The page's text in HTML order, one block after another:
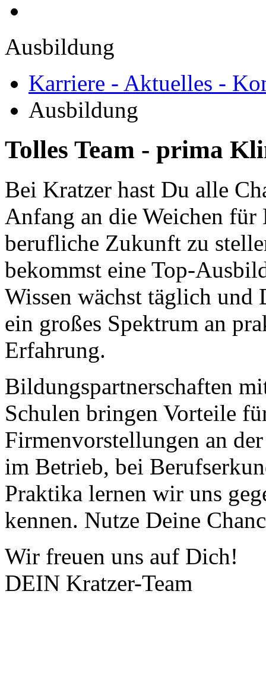
Ausbildung
Karriere - Aktuelles -
Ausbildung
Tolles Team - prima
Bei Kratzer hast Du alle
Anfang an die Weichen für
berufliche Zukunft zu
bekommst eine Top-
Wissen wächst täglich und
ein großes Spektrum an
Erfahrung.
Bildungspartnerschaften
Schulen bringen Vorteile
Firmenvorstellungen an
im Betrieb, bei
Praktika lernen wir uns
kennen. Nutze Deine
Wir freuen uns auf Dich!
DEIN Kratzer-Team